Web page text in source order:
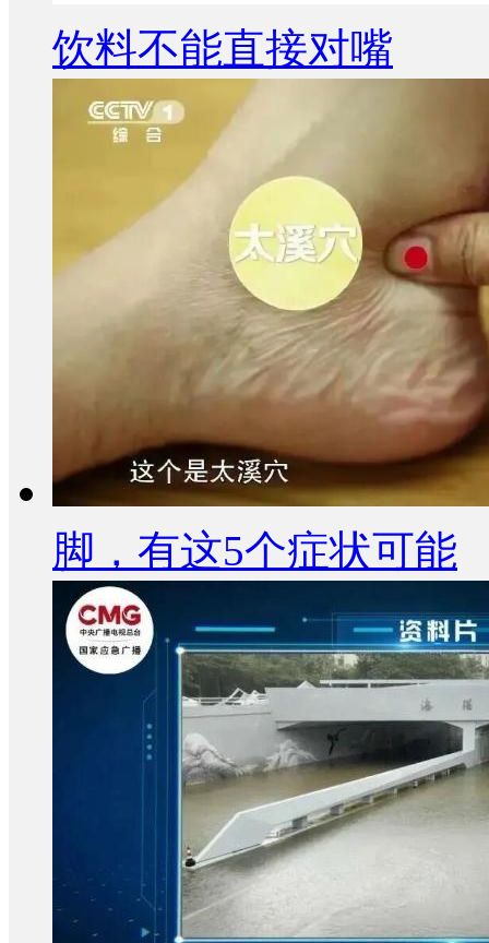
饮料不能直接对嘴
脚，有这5个症状可能